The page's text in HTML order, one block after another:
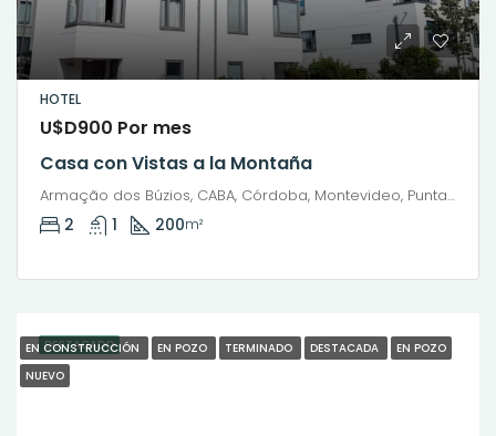
HOTEL
U$D900 Por mes
Casa con Vistas a la Montaña
Armação dos Búzios, CABA, Córdoba, Montevideo, Punta del Este, Rosario, Santiago de Chile, Valparaíso, Villa Dolores, Viña del Mar
2 1 200m²
DESTACADO
EN CONSTRUCCIÓN EN POZO TERMINADO DESTACADA
EN POZO
NUEVO